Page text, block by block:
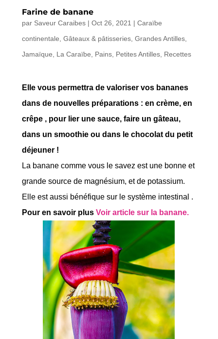
Farine de banane
par Saveur Caraibes| Oct 26, 2021 | Caraïbe
continentale Gâteaux & pâtisseries, Grandes Antilles,
Jamaïque
La Caraïbe Pains, Petites Antilles, Recettes
Elle vous permettra de valoriser vos bananes
dans de nouvelles préparations : en crème, en
crêpe , pour lier une sauce, faire un gâteau,
dans un smoothie ou dans le chocolat du petit
déjeuner !
La banane comme vous le savez est une bonne et
grande source de magnésium, et de potassium.
Elle est aussi bénéfique sur le système intestinal .
Pour en savoir plus Voir article sur la banane.